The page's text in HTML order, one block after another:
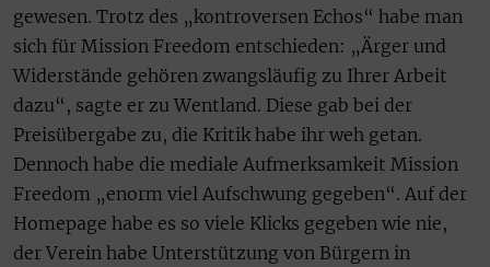
gewesen. Trotz des „kontroversen Echos“ habe man
sich für Mission Freedom entschieden: „Ärger und
Widerstände gehören zwangsläufig zu Ihrer Arbeit
dazu“, sagte er zu Wentland. Diese gab bei der
Preisübergabe zu, die Kritik habe ihr weh getan.
Dennoch habe die mediale Aufmerksamkeit Mission
Freedom „enorm viel Aufschwung gegeben“. Auf der
Homepage habe es so viele Klicks gegeben wie nie,
der Verein habe Unterstützung von Bürgern in